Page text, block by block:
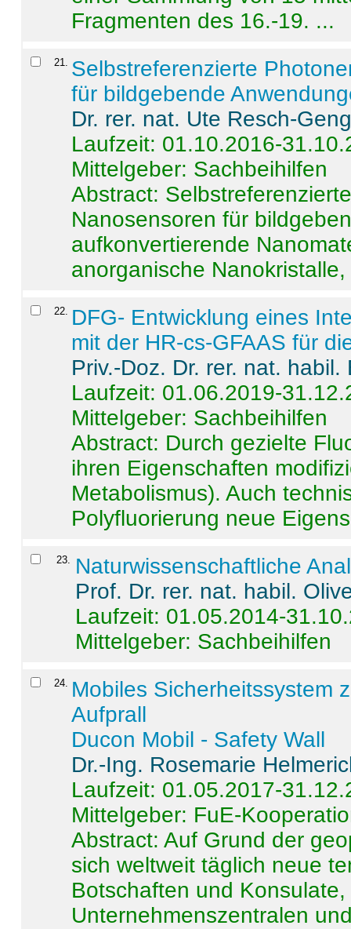
Fragmenten des 16.-19. ...
21
Selbstreferenzierte
für bildgebende
Dr. rer. nat. Ute Resch-
Laufzeit: 01.10.2016-
Mittelgeber: Sachbeihilfen
Abstract:
Nanosensoren für
aufkonvertierende
anorganische
22
DFG- Entwicklung eines
mit der HR-cs-GFAAS für
Priv.-Doz. Dr. rer. nat.
Laufzeit: 01.06.2019-
Mittelgeber: Sachbeihilfen
Abstract: Durch gezielte
ihren Eigenschaften
Metabolismus). Auch
Polyfluorierung neue
23. Naturwissenschaftliche
Prof. Dr. rer. nat. habil.
Laufzeit: 01.05.2014-
Mittelgeber: Sachbeihilfen
24. Mobiles Sicherheitssystem
Aufprall
Ducon Mobil - Safety Wall
Dr.-Ing. Rosemarie
Laufzeit: 01.05.2017-
Mittelgeber: FuE-
Abstract:Auf Grund der
sich weltweit täglich neue
Botschaften und
Unternehmenszentralen